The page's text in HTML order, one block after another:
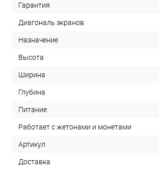
Гарантия
Диагональ экранов
Назначение
Высота
Ширина
Глубина
Питание
Работает с жетонами и монетами
Артикул
Доставка